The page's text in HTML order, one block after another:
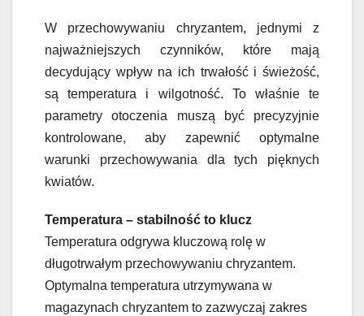
W przechowywaniu chryzantem, jednymi z
najważniejszych czynników, które mają
decydujący wpływ na ich trwałość i świeżość,
są temperatura i wilgotność. To właśnie te
parametry otoczenia muszą być precyzyjnie
kontrolowane, aby zapewnić optymalne
warunki przechowywania dla tych pięknych
kwiatów.
Temperatura – stabilność to klucz
Temperatura odgrywa kluczową rolę w
długotrwałym przechowywaniu chryzantem.
Optymalna temperatura utrzymywana w
magazynach chryzantem to zazwyczaj zakres